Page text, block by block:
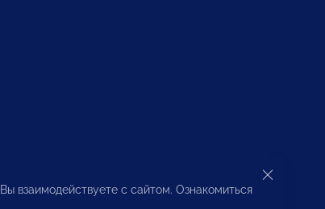
взаимодействуете с сайтом. Ознакомиться